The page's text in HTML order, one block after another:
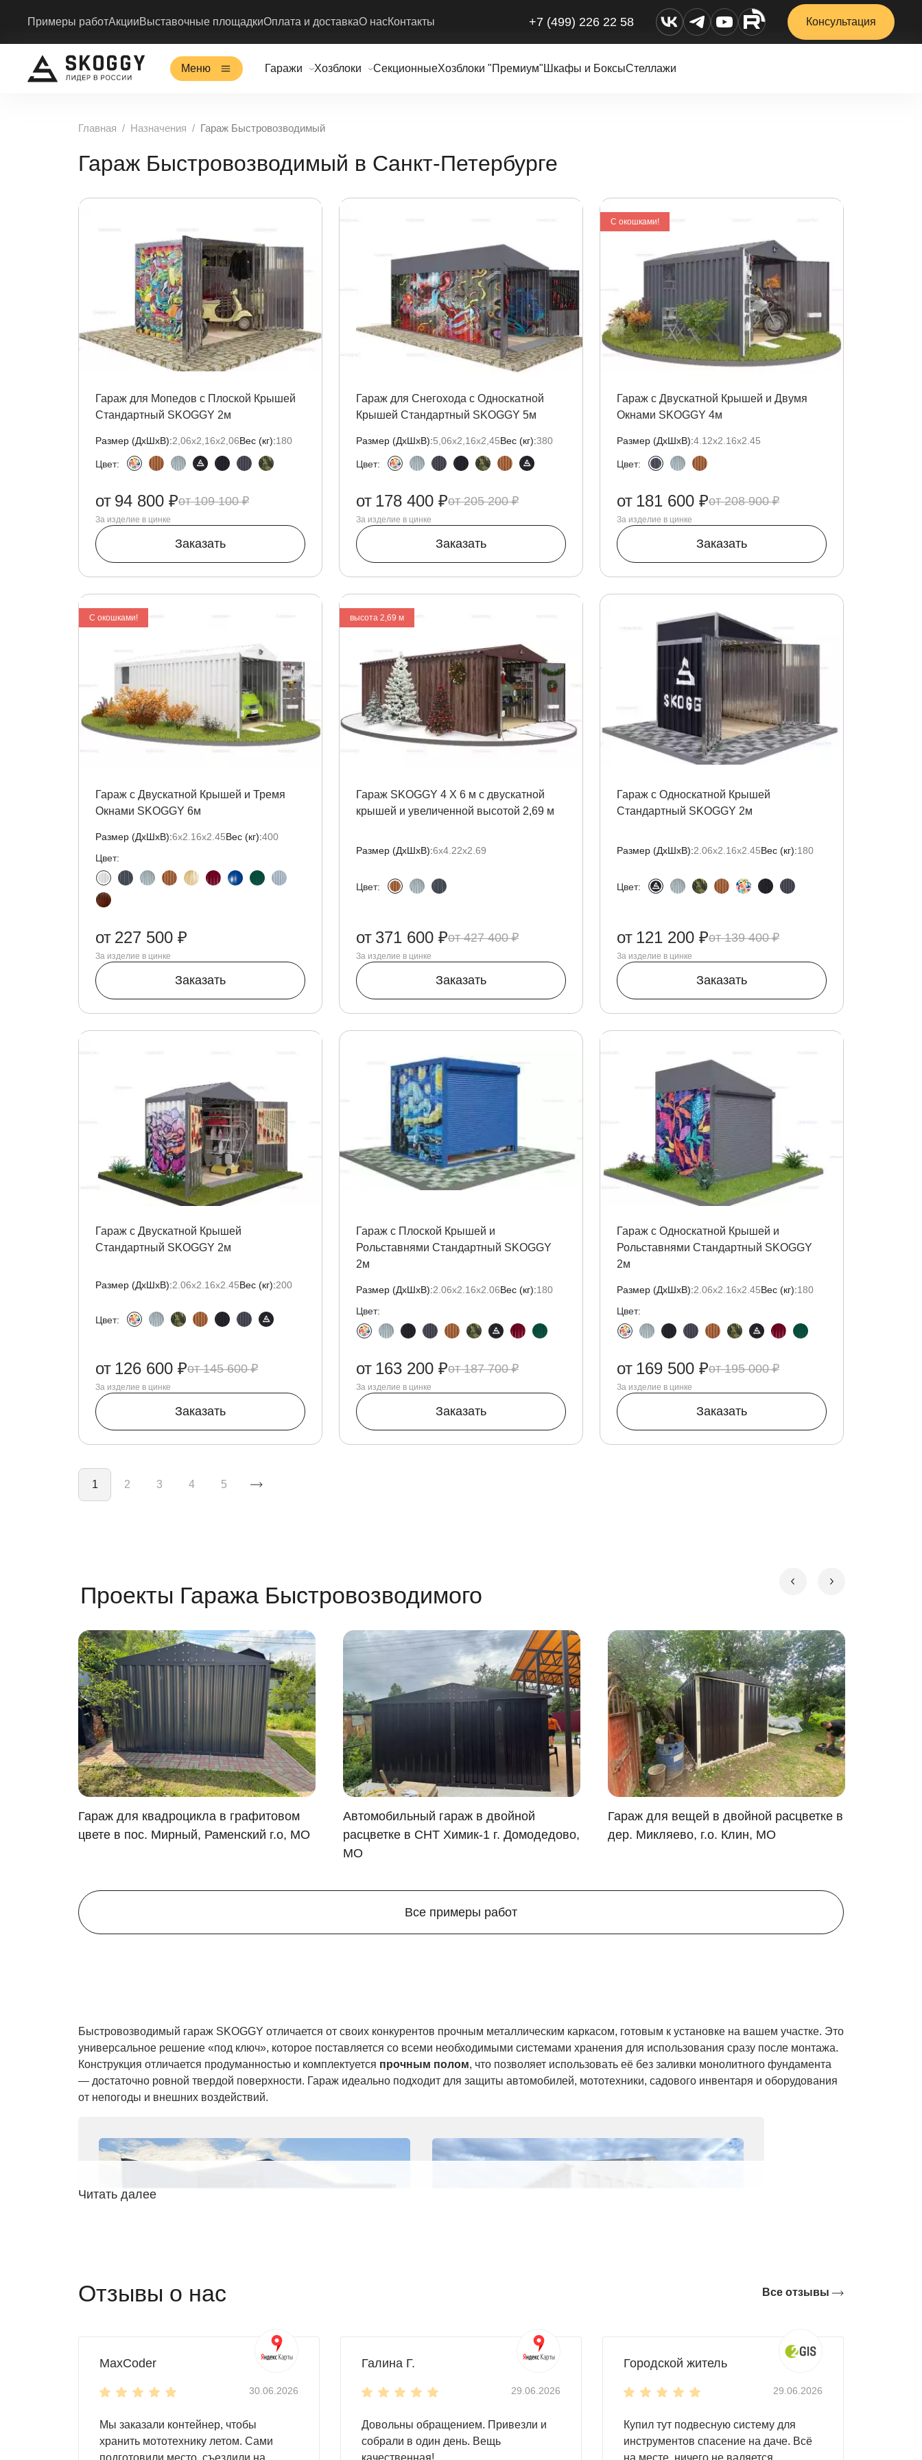
Примеры работАкцииВыставочные площадкиОплата и доставкаО насКонтакты +7 (499) 226 22 58 Консультация
Меню Гаражи Хозблоки СекционныеХозблоки "Премиум" Шкафы и БоксыСтеллажи
Главная Назначения Гараж Быстровозводимый
Гараж Быстровозводимый в Санкт-Петербурге
Гараж для Мопедов с Плоской Крышей
Стандартный SKOGGY 2м
Размер (ДxШxВ):2,06х2,16х2,06Вес (кг):180
Цвет:
109 100 ₽
от 94 800 ₽
За изделие в цинке
Заказать
Гараж для Снегохода с Односкатной
Крышей Стандартный SKOGGY 5м
Размер (ДxШxВ):5,06х2,16х2,45Вес (кг):380
Цвет:
205 200 ₽
от 178 400 ₽
За изделие в цинке
Заказать
С окошками!
Гараж с Двускатной Крышей и Двумя
Окнами SKOGGY 4м
Размер (ДxШxВ):4.12х2.16х2.45
Цвет:
208 900 ₽
от 181 600 ₽
За изделие в цинке
Заказать
C окошками!
Гараж с Двускатной Крышей и Тремя
Окнами SKOGGY 6м
Размер (ДxШxВ):6х2.16х2.45Вес (кг):400
Цвет:
от 227 500 ₽
За изделие в цинке
Заказать
высота 2,69 м
Гараж SKOGGY 4 Х 6 м с двускатной
крышей и увеличенной высотой 2,69 м
Размер (ДxШxВ):6х4.22х2.69
Цвет:
427 400 ₽
от 371 600 ₽
За изделие в цинке
Заказать
Гараж с Односкатной Крышей
Стандартный SKOGGY 2м
Размер (ДxШxВ):2.06х2.16х2.45Вес (кг):180
Цвет:
139 400 ₽
от 121 200 ₽
За изделие в цинке
Заказать
Гараж с Двускатной Крышей
Стандартный SKOGGY 2м
Размер (ДxШxВ):2.06х2.16х2.45Вес (кг):200
Цвет:
145 600 ₽
от 126 600 ₽
За изделие в цинке
Заказать
Гараж с Плоской Крышей и
Рольставнями Стандартный SKOGGY
2м
Размер (ДxШxВ):2.06х2.16х2.06Вес (кг):180
Цвет:
187 700 ₽
от 163 200 ₽
За изделие в цинке
Заказать
Гараж с Односкатной Крышей и
Рольставнями Стандартный SKOGGY
2м
Размер (ДxШxВ):2.06х2.16х2.45Вес (кг):180
Цвет:
195 000 ₽
от 169 500 ₽
За изделие в цинке
Заказать
Нумерация страниц
1 2 3 4 5
Проекты Гаража Быстровозводимого
Гараж для квадроцикла в графитовом
цвете в пос. Мирный, Раменский г.о, МО
Автомобильный гараж в двойной
расцветке в СНТ Химик-1 г. Домодедово,
МО
Гараж для вещей в двойной расцветке в
дер. Микляево, г.о. Клин, МО
Все примеры работ
Быстровозводимый гараж SKOGGY отличается от своих конкурентов прочным металлическим каркасом, готовым к установке на вашем участке. Это
универсальное решение «под ключ», которое поставляется со всеми необходимыми системами хранения для использования сразу после монтажа.
Конструкция отличается продуманностью и комплектуется прочным полом, что позволяет использовать её без заливки монолитного фундамента
— достаточно ровной твердой поверхности. Гараж идеально подходит для защиты автомобилей, мототехники, садового инвентаря и оборудования
от непогоды и внешних воздействий.
Преимущества быстровозводимых гаражей
Читать далее
Отзывы о нас Все отзывы
MaxCoder
30.06.2026
Мы заказали контейнер, чтобы
хранить мототехнику летом. Сами
подготовили место, съездили на
Галина Г.
29.06.2026
Довольны обращением. Привезли и
собрали в один день. Вещь
качественная!
Городской житель
29.06.2026
Купил тут подвесную систему для
инструментов спасение на даче. Всё
на месте, ничего не валяется.